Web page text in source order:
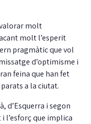
molt
molt l’esperit
pragmàtic que vol
d’optimisme i
feina que han fet
a la ciutat.
d’Esquerra i segon
l’esforç que implica